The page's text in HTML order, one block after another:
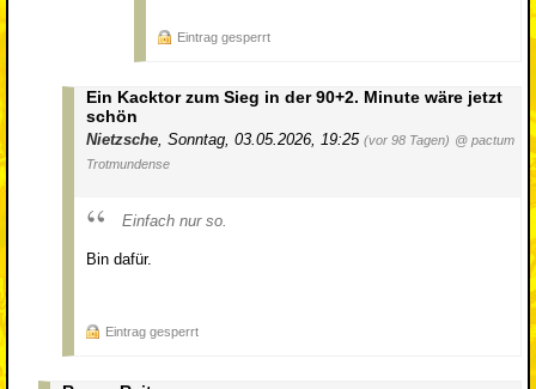
Eintrag gesperrt
Ein Kacktor zum Sieg in der 90+2. Minute wäre jetzt
schön
Nietzsche Sonntag, 03.05.2026, 19:25 (vor 98 Tagen) @ pactum
Trotmundense
Einfach nur so.
Bin dafür.
Eintrag gesperrt